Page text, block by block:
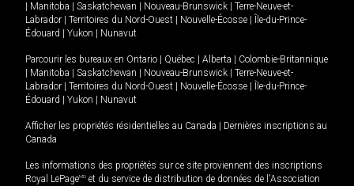
Manitoba Saskatchewan Nouveau-Brunswick
Terre-Neuve-et-
Labrador
Territoires du Nord-Ouest Nouvelle-Écosse
Île-du-Prince-
Édouard
Yukon Nunavut
Parcourir les bureaux en Ontario Québec Alberta
Colombie-Britannique
Manitoba Saskatchewan Nouveau-Brunswick
Terre-Neuve-et-
Labrador
Territoires du Nord-Ouest Nouvelle-Écosse
Île-du-Prince-
Édouard
Yukon Nunavut
Afficher les propriétés résidentielles au Canada
Dernières inscriptions au
Canada
Les informations des propriétés sur ce site proviennent des inscriptions
Royal LePageMD et du service de distribution de données de l'Association